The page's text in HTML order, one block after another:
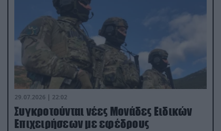
29.07.2026 | 22:02
Συγκροτούνται νέες Μονάδες Ειδικών
Επιχειρήσεων με εφέδρους